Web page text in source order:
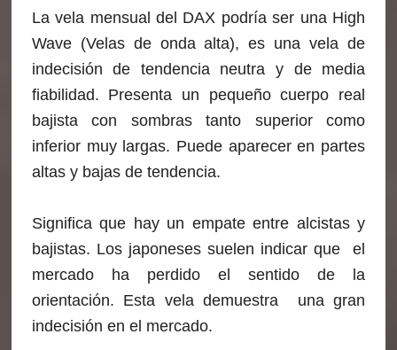
La vela mensual del DAX podría ser una High
Wave (Velas de onda alta), es una vela de
indecisión de tendencia neutra y de media
fiabilidad. Presenta un pequeño cuerpo real
bajista con sombras tanto superior como
inferior muy largas. Puede aparecer en partes
altas y bajas de tendencia.
Significa que hay un empate entre alcistas y
bajistas. Los japoneses suelen indicar que el
mercado ha perdido el sentido de la
orientación. Esta vela demuestra una gran
indecisión en el mercado.